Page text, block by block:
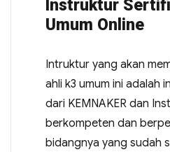
Instruktur
Umum Online
Intruktur yang akan
ahli k3 umum ini adalah
dari KEMNAKER dan
berkompeten dan
bidangnya yang sudah